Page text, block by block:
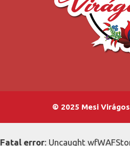
© 2025 Mesi
Fatal error: Uncaught